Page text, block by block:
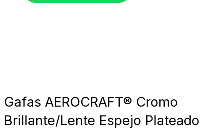
Gafas AEROCRAFT® Cromo
Brillante/Lente Espejo Plateado